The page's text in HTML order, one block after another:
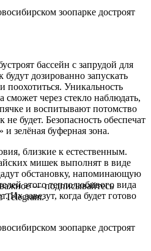
бассейн с запрудой для
дозированно запускать
поохотиться. Уникальность
сможет через стекло наблюдать,
и воспитывают потомство
будет. Безопасность обеспечат
и зелёная буферная зона.
близкие к естественным.
мишек выполнят в виде
обстановку, напоминающую
этого теплолюбивого вида
Их завезут, когда будет готово
— подписывайтесь
Telegram.